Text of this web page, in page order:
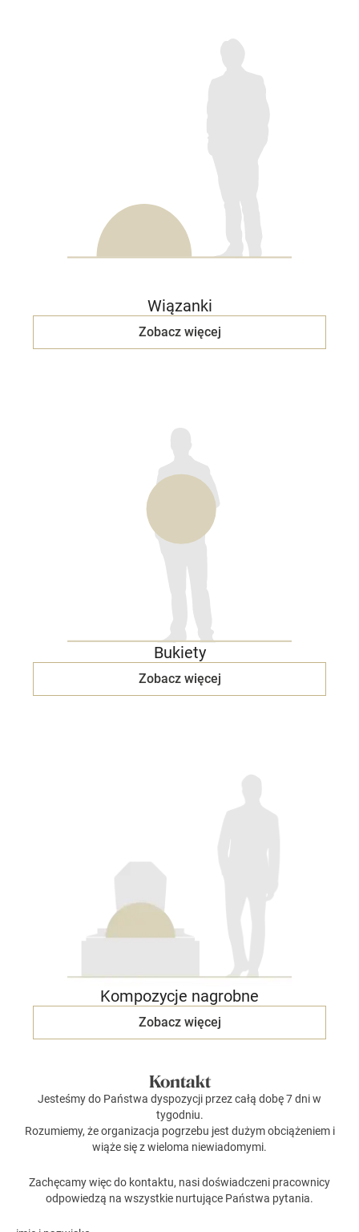
Wiązanki
Zobacz więcej
Bukiety
Zobacz więcej
Kompozycje nagrobne
Zobacz więcej
Kontakt
Jesteśmy do Państwa dyspozycji przez całą dobę 7 dni w
tygodniu.
Rozumiemy, że organizacja pogrzebu jest dużym obciążeniem i
wiąże się z wieloma niewiadomymi.
Zachęcamy więc do kontaktu, nasi doświadczeni pracownicy
odpowiedzą na wszystkie nurtujące Państwa pytania.